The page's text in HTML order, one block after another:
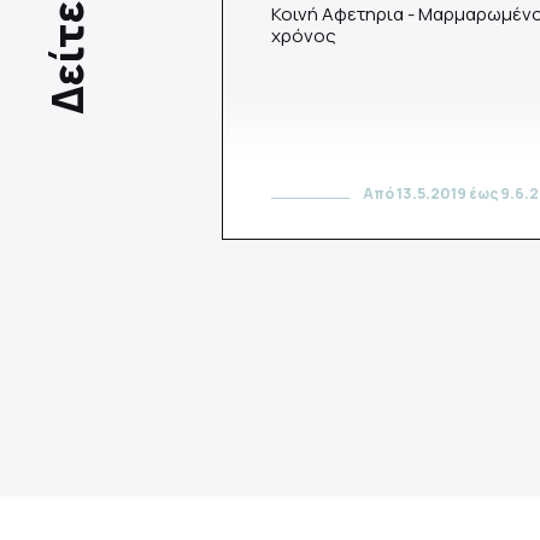
Δείτε
Από 13.5.2019 έως
Κοινή Αφετηρια -
χρόνος